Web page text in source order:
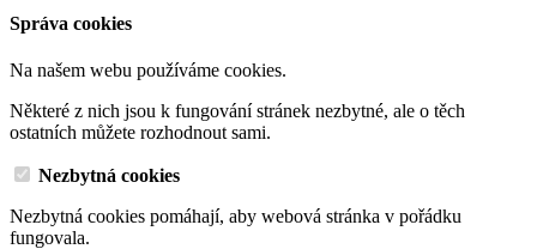
Správa cookies
Na našem webu používáme cookies.
Některé z nich jsou k fungování stránek nezbytné, ale o těch
ostatních můžete rozhodnout sami.
Nezbytná cookies
Nezbytná cookies pomáhají, aby webová stránka v pořádku
fungovala.